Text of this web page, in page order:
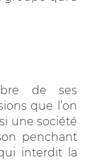
de ses
que l’on
une société
penchant
interdit la